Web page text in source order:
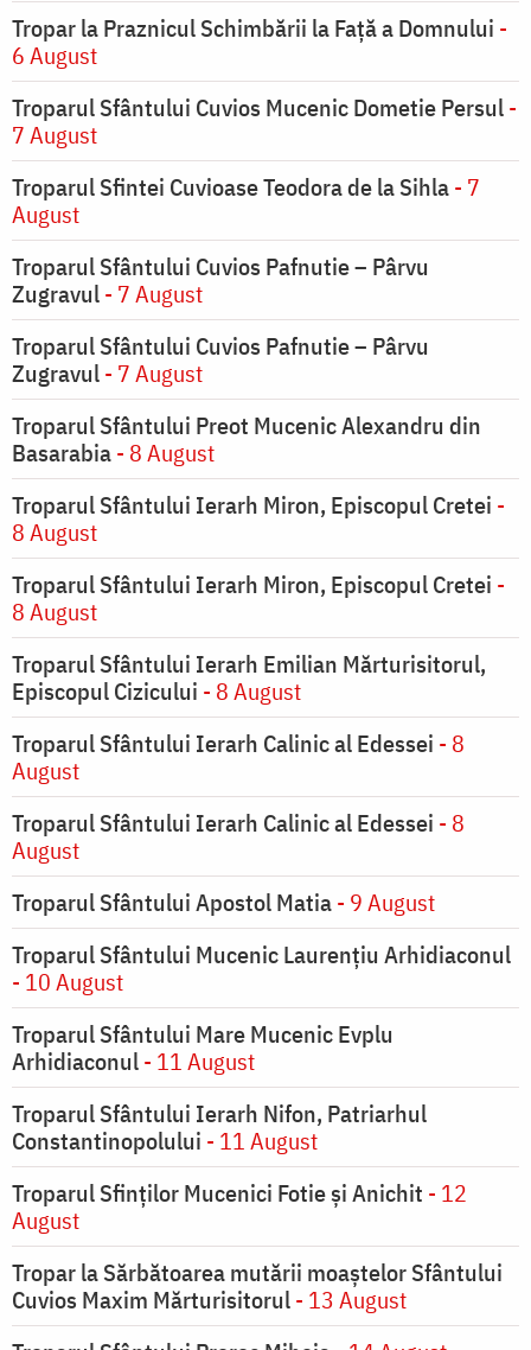
Tropar la Praznicul Schimbării la Faţă a Domnului -
6 August
Troparul Sfântului Cuvios Mucenic Dometie Persul-
7 August
Troparul Sfintei Cuvioase Teodora de la Sihla- 7
August
Troparul Sfântului Cuvios Pafnutie – Pârvu
Zugravul- 7 August
Troparul Sfântului Cuvios Pafnutie – Pârvu
Zugravul- 7 August
Troparul Sfântului Preot Mucenic Alexandru din
Basarabia- 8 August
Troparul Sfântului Ierarh Miron, Episcopul Cretei -
8 August
Troparul Sfântului Ierarh Miron, Episcopul Cretei -
8 August
Troparul Sfântului Ierarh Emilian Mărturisitorul,
Episcopul Cizicului - 8 August
Troparul Sfântului Ierarh Calinic al Edessei - 8
August
Troparul Sfântului Ierarh Calinic al Edessei - 8
August
Troparul Sfântului Apostol Matia- 9 August
Troparul Sfântului Mucenic Laurențiu Arhidiaconul
- 10 August
Troparul Sfântului Mare Mucenic Evplu
Arhidiaconul- 11 August
Troparul Sfântului Ierarh Nifon, Patriarhul
Constantinopolului - 11 August
Troparul Sfinţilor Mucenici Fotie şi Anichit - 12
August
Tropar la Sărbătoarea mutării moaştelor Sfântului
Cuvios Maxim Mărturisitorul- 13 August